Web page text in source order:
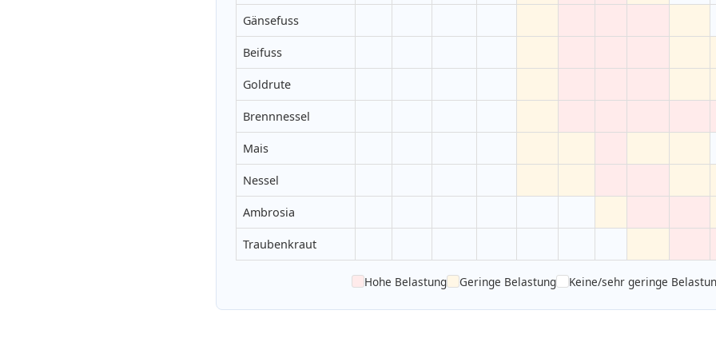
Gänsefuss
Beifuss
Goldrute
Brennnessel
Mais
Nessel
Ambrosia
Traubenkraut
Hohe Belastung Geringe Belastung Keine/sehr geringe